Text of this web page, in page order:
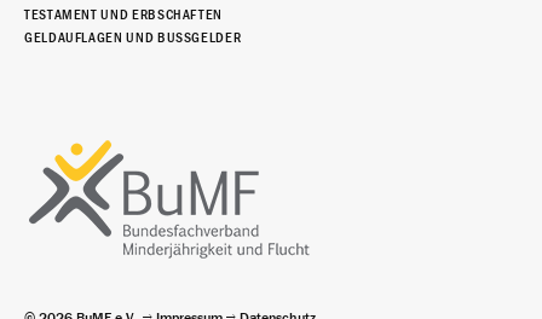
TESTAMENT UND ERBSCHAFTEN
GELDAUFLAGEN UND BUSSGELDER